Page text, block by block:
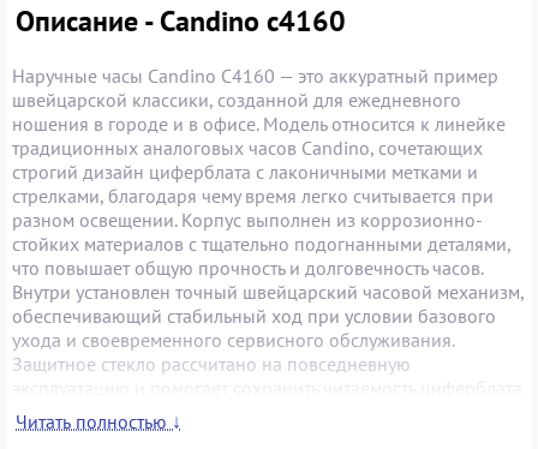
Описание - Candino c4160
Наручные часы Candino C4160 — это аккуратный пример
швейцарской классики, созданной для ежедневного
ношения в городе и в офисе. Модель относится к линейке
традиционных аналоговых часов Candino, сочетающих
строгий дизайн циферблата с лаконичными метками и
стрелками, благодаря чему время легко считывается при
разном освещении. Корпус выполнен из коррозионно-
стойких материалов с тщательно подогнанными деталями,
что повышает общую прочность и долговечность часов.
Внутри установлен точный швейцарский часовой механизм,
обеспечивающий стабильный ход при условии базового
ухода и своевременного сервисного обслуживания.
Защитное стекло рассчитано на повседневную
эксплуатацию и помогает сохранить читаемость циферблата
в течение многих лет. Candino C4160 уместны с деловым
костюмом и повседневной одеждой, поэтому подойдут тем,
Читать полностью ↓